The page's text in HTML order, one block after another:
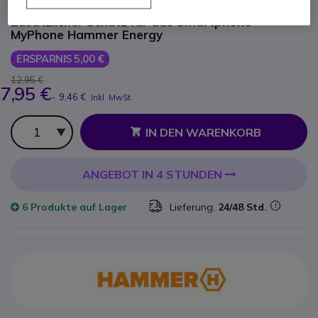
AKC000501
Zusätzlicher Schutz für das Smartphone
MyPhone Hammer Energy
ERSPARNIS 5,00 €
12,95 €
7,95 €- 9,46 € Inkl. MwSt.
Anzahl
IN DEN WARENKORB
ANGEBOT IN 4 STUNDEN
6 Produkte auf Lager Lieferung: 24/48 Std.